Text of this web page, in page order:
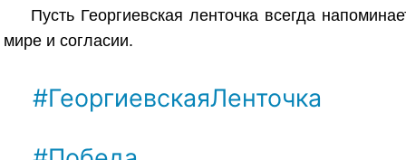
Пусть Георгиевская ленточка всегда
мире и согласии.